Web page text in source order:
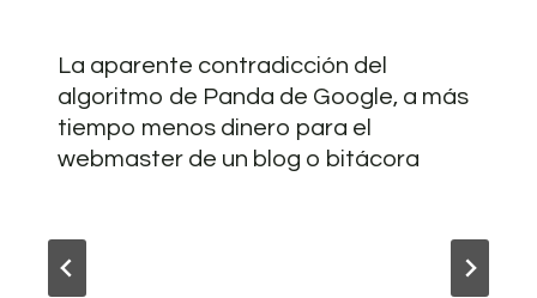
La aparente contradicción del
algoritmo de Panda de Google, a más
tiempo menos dinero para el
webmaster de un blog o bitácora